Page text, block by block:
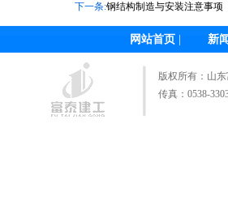
下一条:钢结构制造与安装注意事项
网站首页| 新
版权所有： 山
传真：0538-